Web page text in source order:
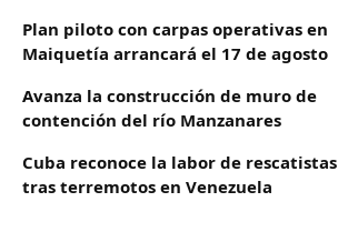
Plan piloto con carpas operativas en
Maiquetía arrancará el 17 de agosto
Avanza la construcción de muro de
contención del río Manzanares
Cuba reconoce la labor de rescatistas
tras terremotos en Venezuela